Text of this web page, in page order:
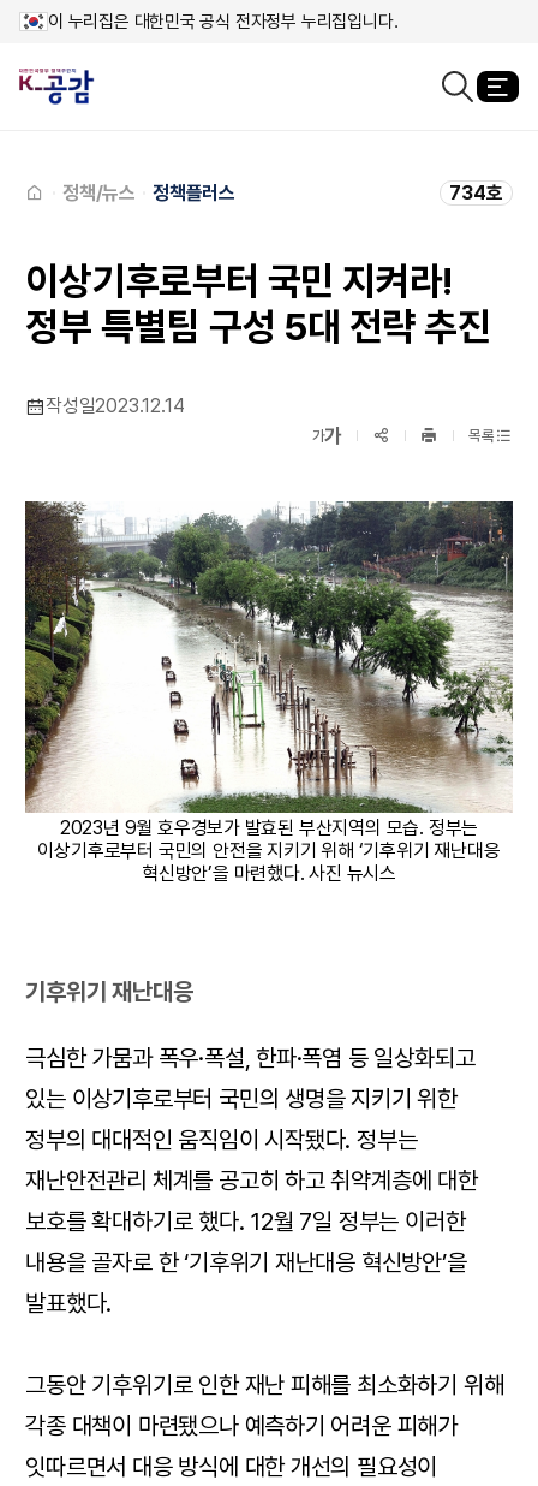
이 누리집은 대한민국 공식 전자정부 누리집입니다.
정책/뉴스 정책플러스 734호
이상기후로부터 국민 지켜라!
정부 특별팀 구성 5대 전략 추진
작성일2023.12.14
가축소보기
가확대보기SNS공유
프린트
목록
2023년 9월 호우경보가 발효된 부산지역의 모습. 정부는
이상기후로부터 국민의 안전을 지키기 위해 ‘기후위기 재난대응
혁신방안’을 마련했다. 사진 뉴시스
기후위기 재난대응
극심한 가뭄과 폭우·폭설, 한파·폭염 등 일상화되고
있는 이상기후로부터 국민의 생명을 지키기 위한
정부의 대대적인 움직임이 시작됐다. 정부는
재난안전관리 체계를 공고히 하고 취약계층에 대한
보호를 확대하기로 했다. 12월 7일 정부는 이러한
내용을 골자로 한 ‘기후위기 재난대응 혁신방안’을
발표했다.
그동안 기후위기로 인한 재난 피해를 최소화하기 위해
각종 대책이 마련됐으나 예측하기 어려운 피해가
잇따르면서 대응 방식에 대한 개선의 필요성이